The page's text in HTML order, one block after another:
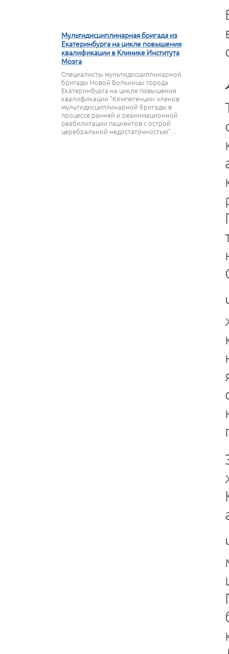
Мультидисциплинарная бригада из
Екатеринбурга на цикле повышения
квалификации в Клинике Института
Мозга
Специалисты мультидисциплинарной
бригады Новой Больницы города
Екатеринбурга на цикле повышения
квалификации "Компетенции членов
мультидисциплинарной бригады в
процессе ранней и реанимационной
реабилитации пациентов с острой
церебральной недостаточностью".…